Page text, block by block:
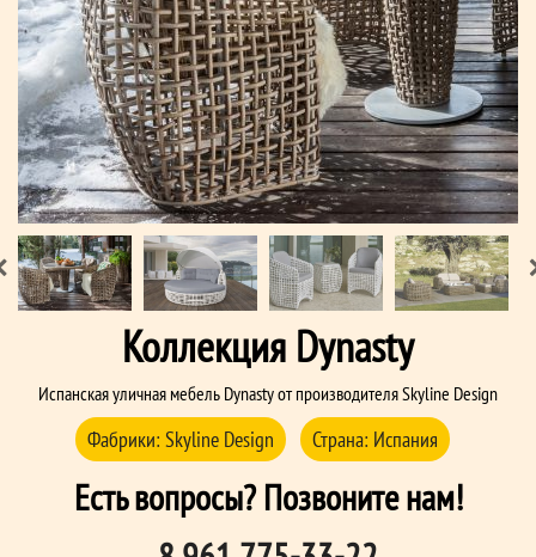
Коллекция Dynasty
Испанская уличная мебель Dynasty от производителя Skyline Design
Фабрики: Skyline Design Страна: Испания
Есть вопросы? Позвоните нам!